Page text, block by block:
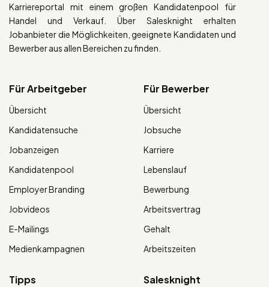
Karriereportal mit einem großen Kandidatenpool für
Handel und Verkauf. Über Salesknight erhalten
Jobanbieter die Möglichkeiten, geeignete Kandidaten und
Bewerber aus allen Bereichen zu finden.
Für Arbeitgeber
Übersicht
Kandidatensuche
Jobanzeigen
Kandidatenpool
Employer Branding
Jobvideos
E-Mailings
Medienkampagnen
Für Bewerber
Übersicht
Jobsuche
Karriere
Lebenslauf
Bewerbung
Arbeitsvertrag
Gehalt
Arbeitszeiten
Tipps Salesknight